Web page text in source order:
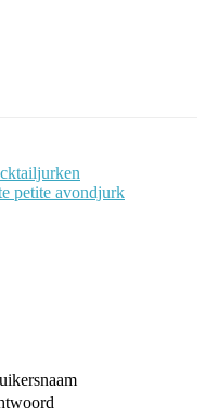
petite avondjurk